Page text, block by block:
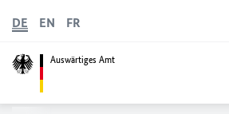
Auswärtiges Amt
DE EN FR